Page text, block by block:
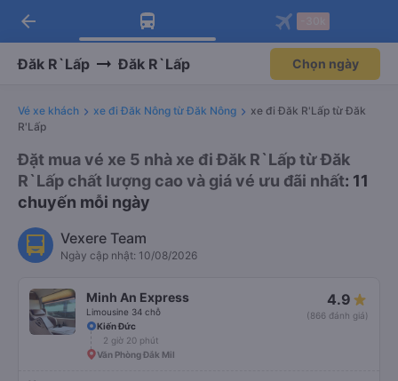
Tải app Vexere ngay!
Nhận ưu đãi thành viên độc
Mở app
Tải app Vexere
-30k/ghế khi đặt vé máy bay qua
Mở app
arrow_back
Đăk R`Lấp Đăk R`Lấp Chọn ngày
Vé xe khách xe đi Đăk Nông từ Đăk Nông
xe đi Đăk R'Lấp từ Đăk
R'Lấp
Đặt mua vé xe 5 nhà xe đi Đăk R`Lấp từ Đăk
R`Lấp chất lượng cao và giá vé ưu đãi nhất: 11
chuyến mỗi ngày
Vexere Team
Ngày cập nhật: 10/08/2026
Minh An Express
Limousine 34 chỗ
4.9
(866 đánh giá)
Kiến Đức
2 giờ 20 phút
Văn Phòng Đắk Mil